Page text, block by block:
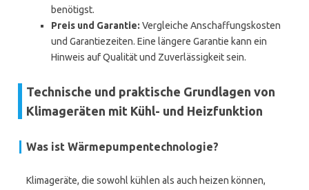
benötigst.
Preis und Garantie: Vergleiche Anschaffungskosten
und Garantiezeiten. Eine längere Garantie kann ein
Hinweis auf Qualität und Zuverlässigkeit sein.
Technische und praktische Grundlagen von
Klimageräten mit Kühl- und Heizfunktion
Was ist Wärmepumpentechnologie?
Klimageräte, die sowohl kühlen als auch heizen können,